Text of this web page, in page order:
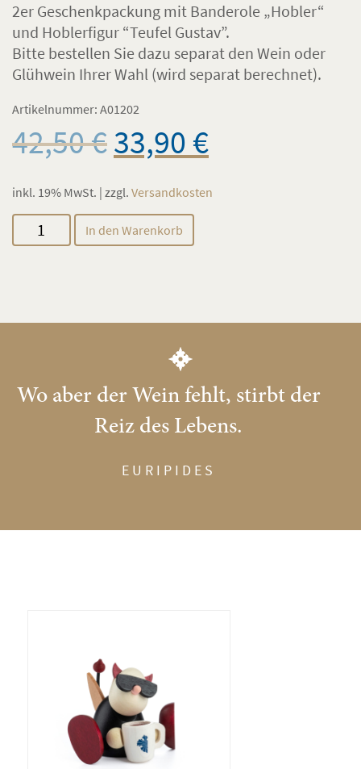
2er Geschenkpackung mit Banderole „Hobler“
und Hoblerfigur “Teufel Gustav”.
Bitte bestellen Sie dazu separat den Wein oder
Glühwein Ihrer Wahl (wird separat berechnet).
Artikelnummer: A01202
42,50€Ursprünglicher
Preis
war:
42,50 €
33,90 €Aktueller
Preis
ist:
33,90 €.
inkl. 19% MwSt. | zzgl. Versandkosten
Präsent
Gustav
In den Warenkorb
Wo aber der Wein fehlt, stirbt der
Reiz des Lebens.
EURIPIDES